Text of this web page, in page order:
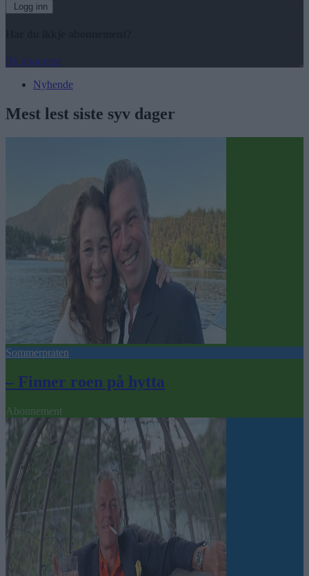
Logg inn
Bli abonnent
Nyhende
Mest lest siste syv dager
Sommerpraten
– Finner roen på hytta
Abonnement